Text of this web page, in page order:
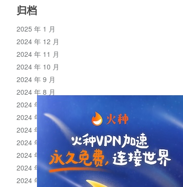
归档
2025 年 1 月
2024 年 12 月
2024 年 11 月
2024 年 10 月
2024 年 9 月
2024 年 8 月
2024 年 7 月
2024 年 6 月
2024 年 5 月
2024 年 4 月
2024 年 3 月
2024 年 2 月
2024 年 1 月